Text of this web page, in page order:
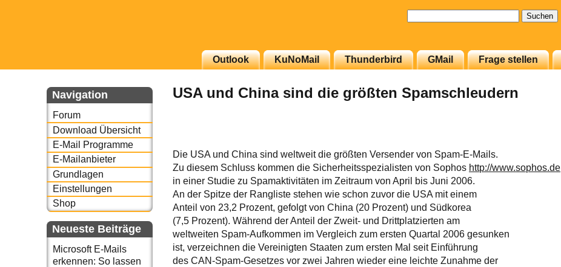
Outlook KuNoMail Thunderbird GMail Frage stellen
Navigation
Forum
Download Übersicht
E-Mail Programme
E-Mailanbieter
Grundlagen
Einstellungen
Shop
Neueste Beiträge
Microsoft E-Mails
erkennen: So lassen
USA und China sind die größten Spamschleudern
Die USA und China sind weltweit die größten Versender von Spam-E-Mails.
Zu diesem Schluss kommen die Sicherheitsspezialisten von Sophos http://www.sophos.de
in einer Studie zu Spamaktivitäten im Zeitraum von April bis Juni 2006.
An der Spitze der Rangliste stehen wie schon zuvor die USA mit einem
Anteil von 23,2 Prozent, gefolgt von China (20 Prozent) und Südkorea
(7,5 Prozent). Während der Anteil der Zweit- und Drittplatzierten am
weltweiten Spam-Aufkommen im Vergleich zum ersten Quartal 2006 gesunken
ist, verzeichnen die Vereinigten Staaten zum ersten Mal seit Einführung
des CAN-Spam-Gesetzes vor zwei Jahren wieder eine leichte Zunahme der
oder auch